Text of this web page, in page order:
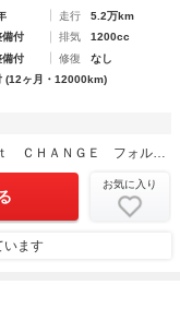
走行
5.2万km
備付 排気
1200cc
備付 修復
なし
(12ヶ月・12000km)
ｃａｒ ｆｒｅｅｍａｒｋｅｔ ＣＨＡＮＧＥ フォルクスワーゲンこだわりのお店 東大阪店 ８ＳＴＡＲ（株）
お気に入り
います